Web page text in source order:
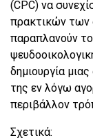
(CPC) να
πρακτικών των
παραπλανούν
δημιουργία
της εν λόγω
περιβάλλον
Σχετικά: